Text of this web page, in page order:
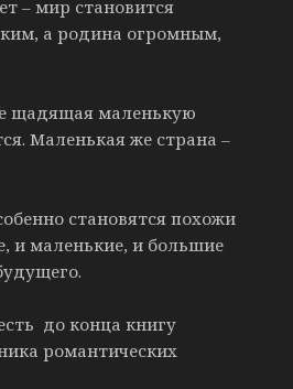
– мир становится
а родина огромным,
щадящая маленькую
Маленькая же страна –
становятся похожи
и маленькие, и большие
до конца книгу
романтических